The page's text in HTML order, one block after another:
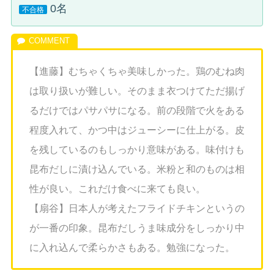
不合格 0名
【進藤】むちゃくちゃ美味しかった。鶏のむね肉
は取り扱いが難しい。そのまま衣つけてただ揚げ
るだけではパサパサになる。前の段階で火をある
程度入れて、かつ中はジューシーに仕上がる。皮
を残しているのもしっかり意味がある。味付けも
昆布だしに漬け込んでいる。米粉と和のものは相
性が良い。これだけ食べに来ても良い。
【扇谷】日本人が考えたフライドチキンというの
が一番の印象。昆布だしうま味成分をしっかり中
に入れ込んで柔らかさもある。勉強になった。